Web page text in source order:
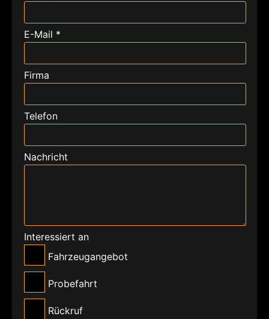
E-Mail *
Firma
Telefon
Nachricht
Interessiert an
Fahrzeugangebot
Probefahrt
Rückruf